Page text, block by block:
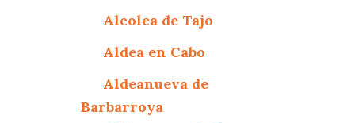
Alcolea de Tajo
Aldea en Cabo
Aldeanueva de
Barbarroya